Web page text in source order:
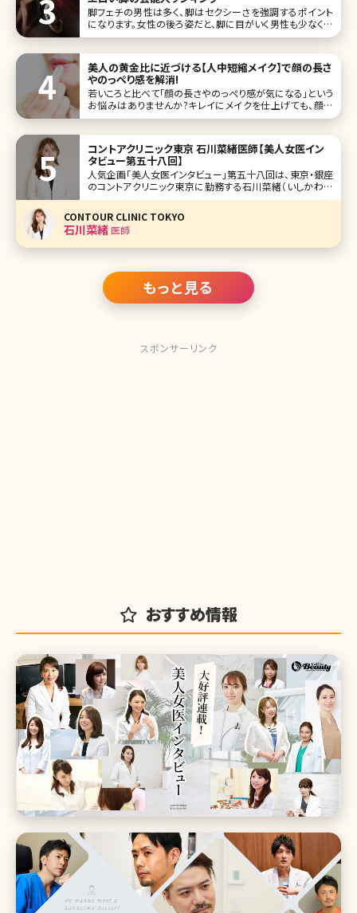
脚フェチの男性は多く、脚はセクシーさを強調するポイント
になります。女性の後ろ姿だと、脚に目がいく男性も少なくな
いでしょう。そこで今回は、エロい脚を持つ女性芸能人をラン
美人の黄金比に近づける【人中短縮メイク】で顔の長さ
やのっぺり感を解消!
若いころと比べて「顔の長さやのっぺり感が気になる」という
お悩みはありませんか?キレイにメイクを仕上げても、顔の
コンプレックスを解消するのはなかなか難しいですよね。そ
見せる「人中短縮メイク」。 そこで今回は、顔ののっぺり感を
解消して、美人の黄金
コントアクリニック東京 石川菜緒医師【美人女医イン
タビュー第五十八回】
人気企画「美人女医インタビュー」第五十八回は、東京・銀座
のコントアクリニック東京に勤務する石川菜緒（いしかわな
お）先生です。 輪郭の骨切りで多くの患者さんに知られてい
リニックで美容外科から美容皮膚科・たるみ治療まで幅広い
メニューを提供し
CONTOUR CLINIC TOKYO
石川菜緒医師
もっと見る
スポンサーリンク
おすすめ情報